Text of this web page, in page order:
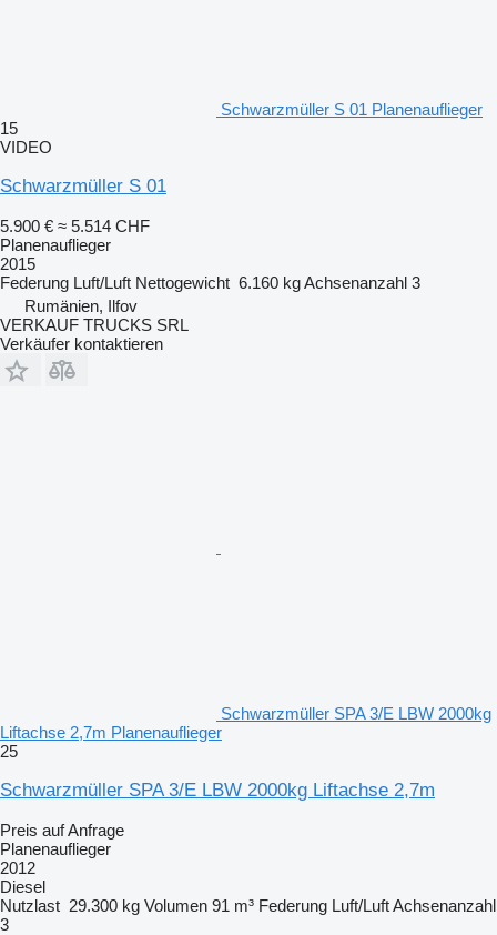
Schwarzmüller S 01 Planenauflieger
15
VIDEO
Schwarzmüller S 01
5.900 € ≈ 5.514 CHF
Planenauflieger
2015
Federung Luft/Luft Nettogewicht 6.160 kgAchsenanzahl 3
Rumänien, Ilfov
VERKAUF TRUCKS SRL
Verkäufer kontaktieren
Schwarzmüller SPA 3/E LBW 2000kg
Liftachse 2,7m Planenauflieger
25
Schwarzmüller SPA 3/E LBW 2000kg Liftachse 2,7m
Preis auf Anfrage
Planenauflieger
2012
Diesel
Nutzlast 29.300 kg Volumen 91 m³ Federung Luft/LuftAchsenanzahl
3